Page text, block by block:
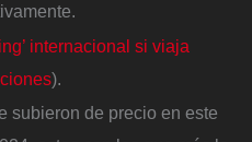
internacional si viaja
).
subieron de precio en este